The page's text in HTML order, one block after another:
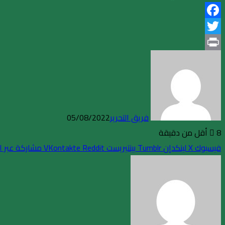
Facebook
Twitter
فريق التحرير05/08/2022
8
أقل من دقيقة
فيسبوكXلينكدإن بينتيريست مشاركة عبر